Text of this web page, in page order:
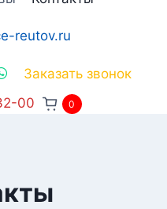
reutov.ru
Заказать звонок
00
0